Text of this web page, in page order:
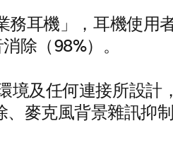
務耳機」，耳機使用
除（98%）。
境及任何連接所設計
麥克風背景雜訊抑